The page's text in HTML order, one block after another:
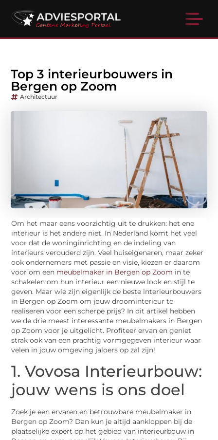
Top 3 interieurbouwers in
Bergen op Zoom
Architectuur
Om het maar eens voorzichtig uit te drukken: het ene
interieur is het andere niet. In Nederland komt het veel
voor dat de woninginrichting en de indeling van
interieurs verouderd zijn. Veel huiseigenaren, maar zeker
ook ondernemers met passie en visie, kiezen er daarom
voor om een meubelmaker in Bergen op Zoom in te
schakelen om hun interieur een nieuwe look en stijl te
geven. Maar wie zijn eigenlijk de beste interieurbouwers
in Bergen op Zoom om jouw droominterieur te
realiseren voor een scherpe prijs? In dit artikel hebben
we de drie meest interessante meubelmakers in Bergen
op Zoom voor je uitgelicht. Profiteer ervan en geniet
strak ook van een prachtig vormgegeven interieur waar
velen in jouw omgeving jaloers op zal zijn!
1. Vovosa Interieurbouw:
jouw wens is ons doel
Zoek je een ervaren en betrouwbare meubelmaker in
Bergen op Zoom? Dan kun je altijd aankloppen bij de
plaatselijke expert op het gebied van interieurbouw in